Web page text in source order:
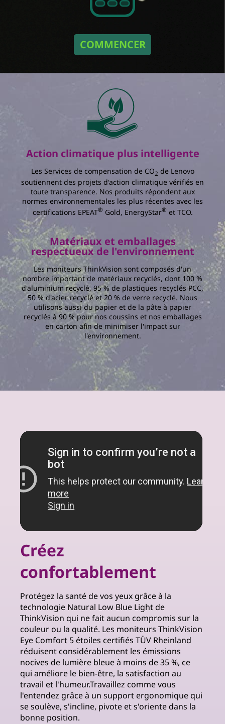
COMMENCER
Nombre de moniteurs
Select an option
ans en
La quantité totale d'énergie économisée est
de :
kWh
Le pourcentage de réduction de la
consommation énergétique annuelle :
%
La quantité totale de charge d'électricité que
vous économisez est de :
Action climatique plus intelligente
Les Services de compensation de CO2 de Lenovo
soutiennent des projets d'action climatique vérifiés en
toute transparence. Nos produits répondent aux
normes environnementales les plus récentes avec les
certifications EPEAT® Gold, EnergyStar® et TCO.
Matériaux et emballages
respectueux de l'environnement
Les moniteurs ThinkVision sont composés d'un
nombre important de matériaux recyclés, dont 100 %
d'aluminium recyclé, 95 % de plastiques recyclés PCC,
50 % d'acier recyclé et 20 % de verre recyclé. Nous
utilisons aussi du papier et de la pâte à papier
recyclés à 90 % pour nos coussins et nos emballages
en carton afin de minimiser l'impact sur
l'environnement.
Créez
confortablement
Protégez la santé de vos yeux grâce à la
technologie Natural Low Blue Light de
ThinkVision qui ne fait aucun compromis sur la
couleur ou la qualité. Les moniteurs ThinkVision
Eye Comfort 5 étoiles certifiés TÜV Rheinland
réduisent considérablement les émissions
nocives de lumière bleue à moins de 35 %, ce
qui améliore le bien-être, la satisfaction au
travail et l'humeur.Travaillez comme vous
l'entendez grâce à un support ergonomique qui
se soulève, s'incline, pivote et s'oriente dans la
bonne position.